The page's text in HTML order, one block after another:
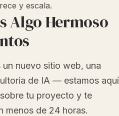
y escala.
Algo Hermoso
un nuevo sitio web, una
de IA — estamos aquí
tu proyecto y te
menos de 24 horas.